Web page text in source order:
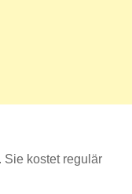
. Sie kostet regulär